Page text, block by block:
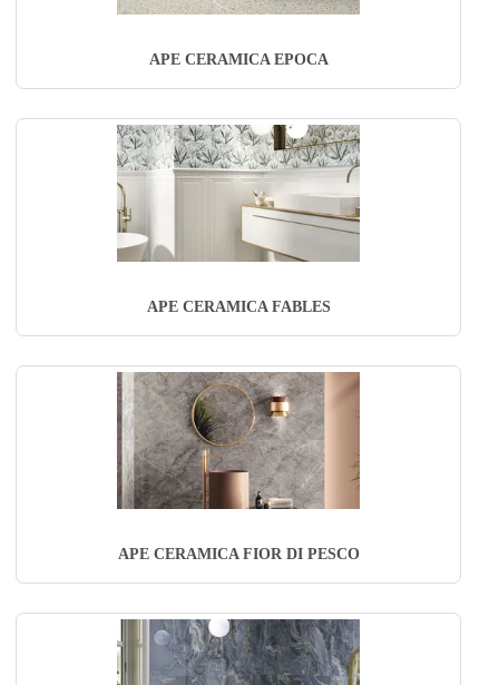
APE CERAMICA EPOCA
APE CERAMICA FABLES
APE CERAMICA FIOR DI PESCO